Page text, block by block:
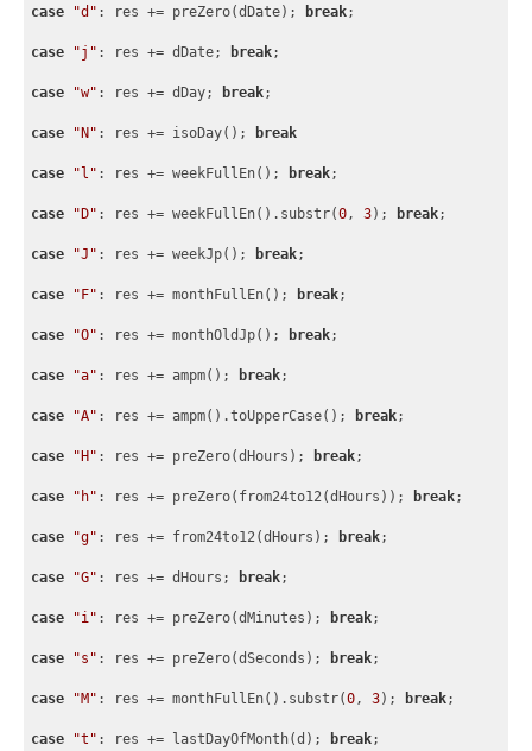
case "d" : res += preZero(dDate); break;
case "j" : res += dDate; break;
case "w" : res += dDay; break;
case "N" : res += isoDay(); break
case "l" : res += weekFullEn(); break;
case "D" : res += weekFullEn().substr(0, 3); break;
case "J" : res += weekJp(); break;
case "F" : res += monthFullEn(); break;
case "O" : res += monthOldJp(); break;
case "a" : res += ampm(); break;
case "A" : res += ampm().toUpperCase(); break;
case "H" : res += preZero(dHours); break;
case "h" : res += preZero(from24to12(dHours)); break;
case "g" : res += from24to12(dHours); break;
case "G" : res += dHours; break;
case "i" : res += preZero(dMinutes); break;
case "s" : res += preZero(dSeconds); break;
case "M" : res += monthFullEn().substr(0, 3); break;
case "t" : res += lastDayOfMonth(d); break;